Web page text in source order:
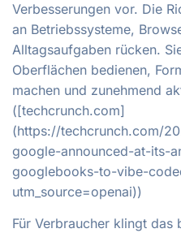
Verbesserungen vor. Die
an Betriebssysteme,
Alltagsaufgaben rücken.
Oberflächen bedienen,
machen und zunehmend
([techcrunch.com]
(https://techcrunch.com/
google-announced-at-its-
googlebooks-to-vibe-
utm_source=openai))
Für Verbraucher klingt das